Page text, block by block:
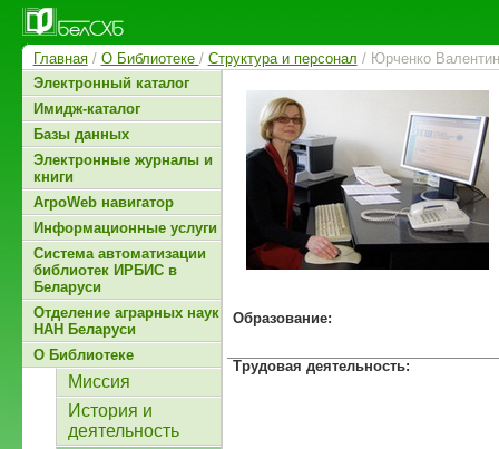
Главная/ О Библиотеке / Структура и персонал / Юрченко
Электронный каталог
Имидж-каталог
Базы данных
Электронные журналы и
книги
АгроWeb навигатор
Информационные услуги
Система автоматизации
библиотек ИРБИС в
Беларуси
Отделение аграрных наук
НАН Беларуси
О Библиотеке
Миссия
История и
деятельность
Образование:
Трудовая деятельность: